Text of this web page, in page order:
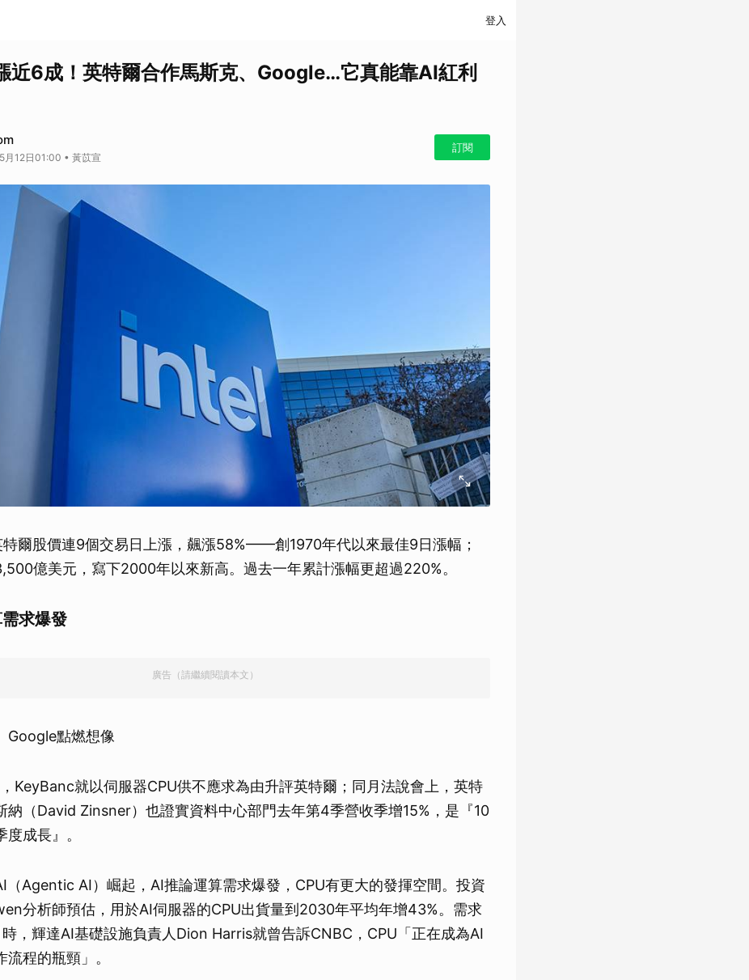
登入
近6成！英特爾合作馬斯克、Google…它真能靠AI紅利
月12日01:00 • 黃苡宣
訂閱
爾股價連9個交易日上漲，飆漲58%——創1970年代以來最佳9日漲幅；
億美元，寫下2000年以來新高。過去一年累計漲幅更超過220%。
求爆發
廣告（請繼續閱讀本文）
Google點燃想像
KeyBanc就以伺服器CPU供不應求為由升評英特爾；同月法說會上，英特
納（David Zinsner）也證實資料中心部門去年第4季營收季增15%，是『10
成長』。
（Agentic AI）崛起，AI推論運算需求爆發，CPU有更大的發揮空間。投資
分析師預估，用於AI伺服器的CPU出貨量到2030年平均年增43%。需求
，輝達AI基礎設施負責人Dion Harris就曾告訴CNBC，CPU「正在成為AI
程的瓶頸」。